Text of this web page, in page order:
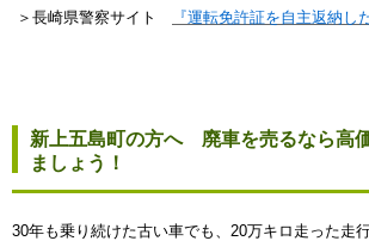
＞長崎県警察サイト 『運転免許証を自主返納し
新上五島町の方へ 廃車を売るなら高
ましょう！
30年も乗り続けた古い車でも、20万キロ走った走